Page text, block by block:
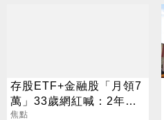
存股ETF+金融股「月領7
萬」33歲網紅喊：2年內
要退休
焦點